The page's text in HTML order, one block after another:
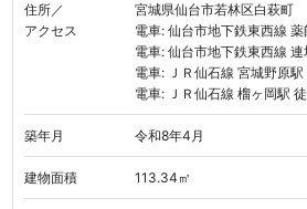
住所／
アクセス
宮城県仙台市若林区白萩町
電車: 仙台市地下鉄東西線
電車: 仙台市地下鉄東西線
電車: ＪＲ仙石線 宮城野原
電車: ＪＲ仙石線 榴ヶ岡駅
築年月 令和8年4月
建物面積 113.34㎡